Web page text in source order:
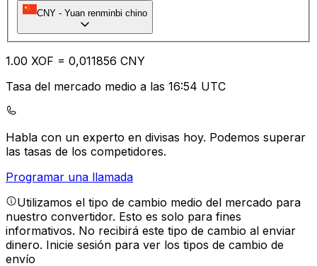
CNY - Yuan renminbi chino
1.00 XOF = 0,011856 CNY
Tasa del mercado medio a las 16:54 UTC
Habla con un experto en divisas hoy. Podemos superar
las tasas de los competidores.
Programar una llamada
Utilizamos el tipo de cambio medio del mercado para
nuestro convertidor. Esto es solo para fines
informativos. No recibirá este tipo de cambio al enviar
dinero. Inicie sesión para ver los tipos de cambio de
envío